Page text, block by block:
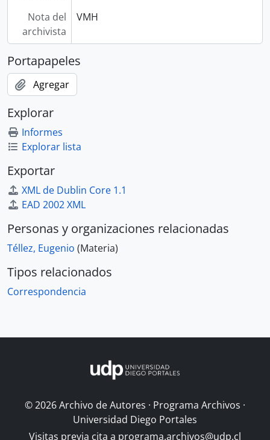
Nota del
archivista
VMH
Portapapeles
Agregar
Explorar
Informes
Explorar lista
Exportar
XML de Dublin Core 1.1
EAD 2002 XML
Personas y organizaciones relacionadas
Téllez, Eugenio (Materia)
Tipos relacionados
Correspondencia
© 2026 Archivo de Autores · Programa Archivos ·
Universidad Diego Portales
Visitas previa cita a programa.archivos@udp.cl